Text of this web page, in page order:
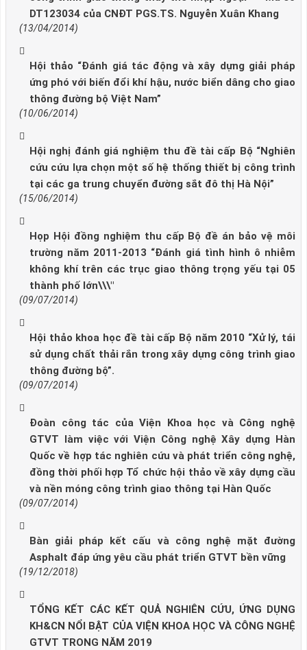
DT123034 của CNĐT PGS.TS. Nguyễn Xuân Khang
(13/04/2014)
Hội thảo “Đánh giá tác động và xây dựng giải pháp
ứng phó với biến đổi khí hậu, nước biển dâng cho giao
thông đường bộ Việt Nam”
(10/06/2014)
Hội nghị đánh giá nghiệm thu đề tài cấp Bộ “Nghiên
cứu cứu lựa chọn một số hệ thống thiết bị công trình
tại các ga trung chuyển đường sắt đô thị Hà Nội”
(15/06/2014)
Họp Hội đồng nghiệm thu cấp Bộ đề án bảo vệ môi
trường năm 2011-2013 “Đánh giá tình hình ô nhiễm
không khí trên các trục giao thông trọng yếu tại 05
thành phố lớn\\\"
(09/07/2014)
Hội thảo khoa học đề tài cấp Bộ năm 2010 “Xử lý, tái
sử dụng chất thải rắn trong xây dựng công trình giao
thông đường bộ”.
(09/07/2014)
Đoàn công tác của Viện Khoa học và Công nghệ
GTVT làm việc với Viện Công nghệ Xây dựng Hàn
Quốc về hợp tác nghiên cứu và phát triển công nghệ,
đồng thời phối hợp Tổ chức hội thảo về xây dựng cầu
và nền móng công trình giao thông tại Hàn Quốc
(09/07/2014)
Bàn giải pháp kết cấu và công nghệ mặt đường
Asphalt đáp ứng yêu cầu phát triển GTVT bền vững
(19/12/2018)
TỔNG KẾT CÁC KẾT QUẢ NGHIÊN CỨU, ỨNG DỤNG
KH&CN NỔI BẬT CỦA VIỆN KHOA HỌC VÀ CÔNG NGHỆ
GTVT TRONG NĂM 2019